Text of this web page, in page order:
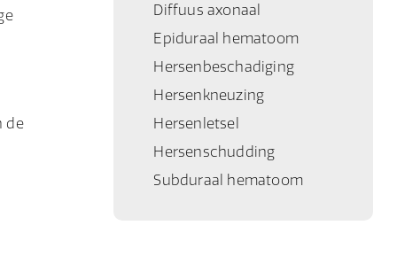
de
Diffuus axonaal
Epiduraal hematoom
Hersenbeschadiging
Hersenkneuzing
Hersenletsel
Hersenschudding
Subduraal hematoom